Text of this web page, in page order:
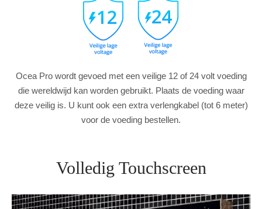
Ocea Pro wordt gevoed met een veilige 12 of 24 volt voeding
die wereldwijd kan worden gebruikt. Plaats de voeding waar
deze veilig is. U kunt ook een extra verlengkabel (tot 6 meter)
voor de voeding bestellen.
Volledig Touchscreen